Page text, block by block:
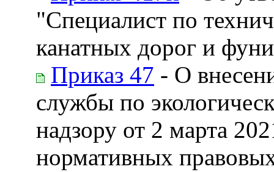
"Специалист по
канатных дорог и
Приказ 47 - О
службы по
надзору от 2 марта
нормативных